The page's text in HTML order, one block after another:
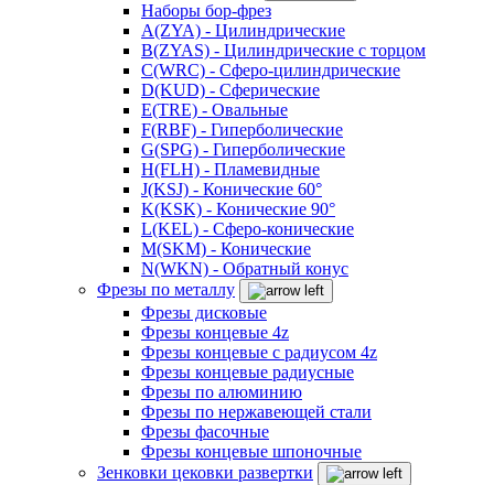
Наборы бор-фрез
A(ZYA) - Цилиндрические
B(ZYAS) - Цилиндрические с торцом
C(WRC) - Сферо-цилиндрические
D(KUD) - Сферические
E(TRE) - Овальные
F(RBF) - Гиперболические
G(SPG) - Гиперболические
H(FLH) - Пламевидные
J(KSJ) - Конические 60°
K(KSK) - Конические 90°
L(KEL) - Сферо-конические
M(SKM) - Конические
N(WKN) - Обратный конус
Фрезы по металлу
Фрезы дисковые
Фрезы концевые 4z
Фрезы концевые с радиусом 4z
Фрезы концевые радиусные
Фрезы по алюминию
Фрезы по нержавеющей стали
Фрезы фасочные
Фрезы концевые шпоночные
Зенковки цековки развертки